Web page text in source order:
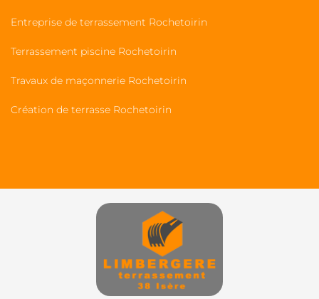
Entreprise de terrassement Rochetoirin
Terrassement piscine Rochetoirin
Travaux de maçonnerie Rochetoirin
Création de terrasse Rochetoirin